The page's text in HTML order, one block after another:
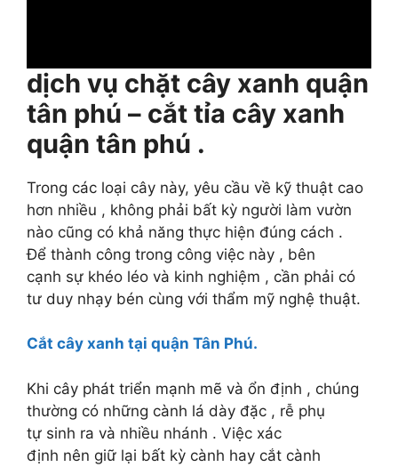
dịch vụ chặt cây xanh quận
tân phú – cắt tỉa cây xanh
quận tân phú .
Trong các loại cây này, yêu cầu về kỹ thuật cao
hơn nhiều , không phải bất kỳ người làm vườn
nào cũng có khả năng thực hiện đúng cách .
Để thành công trong công việc này , bên
cạnh sự khéo léo và kinh nghiệm , cần phải có
tư duy nhạy bén cùng với thẩm mỹ nghệ thuật.
Cắt cây xanh tại quận Tân Phú.
Khi cây phát triển mạnh mẽ và ổn định , chúng
thường có những cành lá dày đặc , rễ phụ
tự sinh ra và nhiều nhánh . Việc xác
định nên giữ lại bất kỳ cành hay cắt cành